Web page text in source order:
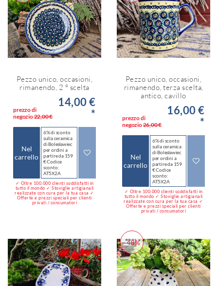
Pezzo unico, occasioni,
rimanendo, 2 ° scelta
prezzo di
negozio22,00 €
14,00 €
*
Nel
carrello
6% di sconto
sulla ceramica
di Bolesławiec
per ordini a
partire da 159
€ Codice
sconto:
AT5X2A
✓ Oltre 100.000 clienti soddisfatti in
tutto il mondo ✓ Stoviglie artigianali
realizzate con cura per la tua casa ✓
Offerte e prezzi speciali per clienti
privati / consumatori
Pezzo unico, occasioni,
rimanendo, terza scelta,
antico, cavillo
prezzo di
negozio26,00 €
16,00 €
*
Nel
carrello
6% di sconto
sulla ceramica
di Bolesławiec
per ordini a
partire da 159
€ Codice
sconto:
AT5X2A
✓ Oltre 100.000 clienti soddisfatti in
tutto il mondo ✓ Stoviglie artigianali
realizzate con cura per la tua casa ✓
Offerte e prezzi speciali per clienti
privati / consumatori
-48%